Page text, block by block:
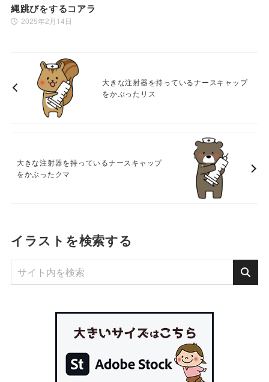
縄跳びをするコアラ
2025年2月14日
大きな注射器を持っているナースキャップ
をかぶったリス
大きな注射器を持っているナースキャップ
をかぶったクマ
イラストを検索する